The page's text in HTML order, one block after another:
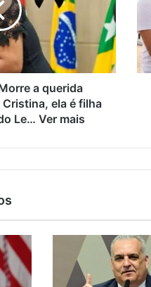
a querida
ela é filha
Le… Ver mais